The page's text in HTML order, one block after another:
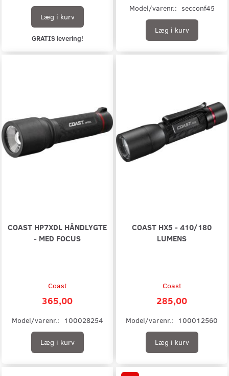
Læg i kurv
GRATIS levering!
Model/varenr.: secconf45
Læg i kurv
COAST HP7XDL HÅNDLYGTE
- MED FOCUS
Coast
365,00
Model/varenr.: 100028254
Læg i kurv
COAST HX5 - 410/180
LUMENS
Coast
285,00
Model/varenr.: 100012560
Læg i kurv